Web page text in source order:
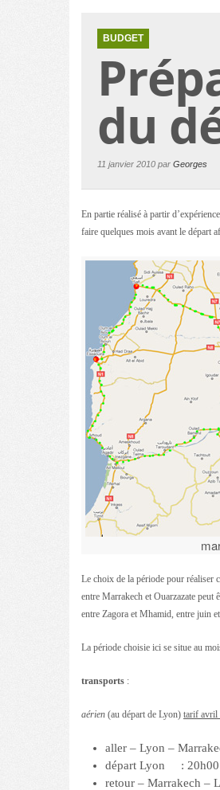
BUDGET
du
11 janvier 2010 par Georges
En partie réalisé à partir
faire quelques mois avant le départ
Le choix de la période pour réaliser
entre Marrakech et Ouarzazate
entre Zagora et Mhamid, entre juin
La période choisie ici se situe au
transports :
aérien (au départ de Lyon) tarif avril
aller – Lyon –
départ Lyon : 20h00
retour – Marrakech –